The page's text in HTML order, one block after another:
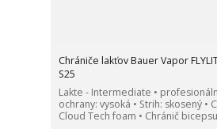
Chrániče lakťov Bauer Vapor
S25
Lakte - Intermediate •
ochrany: vysoká • Strih: skosený •
Cloud Tech foam • Chránič